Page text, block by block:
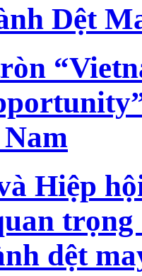
Dệt
Hiệp
dệt